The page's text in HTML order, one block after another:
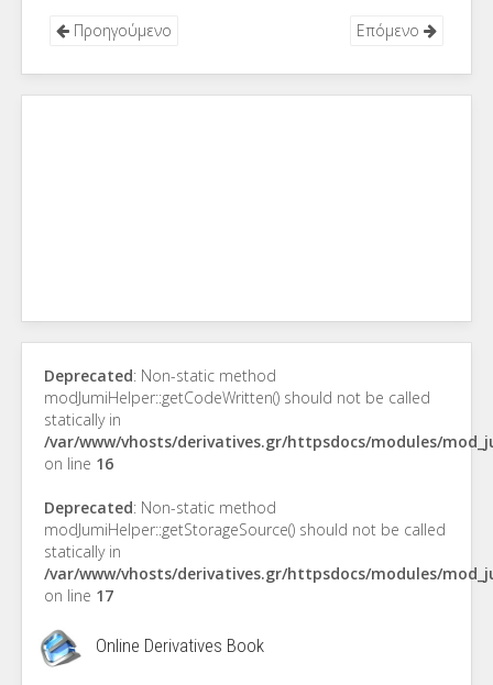
Προηγούμενο Επόμενο
Deprecated: Non-static method
modJumiHelper::getCodeWritten() should not be called
statically in
/var/www/vhosts/derivatives.gr/httpsdocs/modules/
on line 16
Deprecated: Non-static method
modJumiHelper::getStorageSource() should not be called
statically in
/var/www/vhosts/derivatives.gr/httpsdocs/modules/
on line 17
Online Derivatives Book